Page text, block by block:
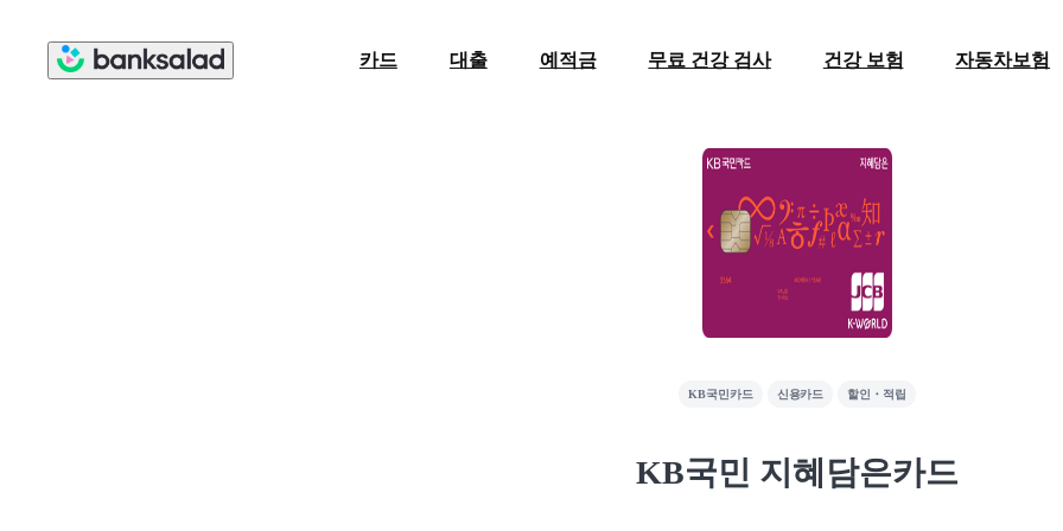
카드 대출 예적금 무료 건강 검사 건강 보험 자동차보험
KB국민카드 신용카드 할인・적립
KB국민 지혜담은카드